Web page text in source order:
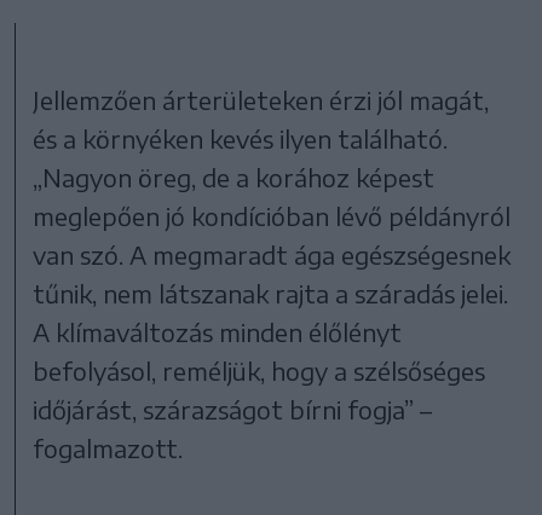
Jellemzően árterületeken érzi jól magát,
és a környéken kevés ilyen található.
„Nagyon öreg, de a korához képest
meglepően jó kondícióban lévő példányról
van szó. A megmaradt ága egészségesnek
tűnik, nem látszanak rajta a száradás jelei.
A klímaváltozás minden élőlényt
befolyásol, reméljük, hogy a szélsőséges
időjárást, szárazságot bírni fogja” –
fogalmazott.